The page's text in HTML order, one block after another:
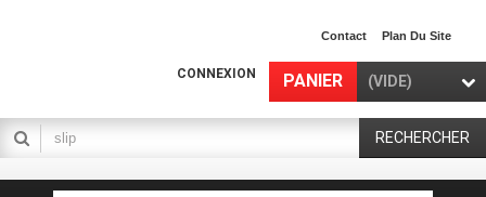
Contact Plan Du Site
PANIER (VIDE)
CONNEXION
RECHERCHER